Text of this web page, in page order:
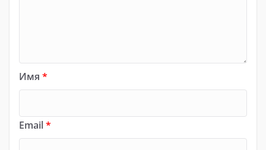
Имя *
Email*